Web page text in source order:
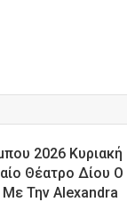
2026 Κυριακή
Θέατρο Δίου Ο
Την Alexandra